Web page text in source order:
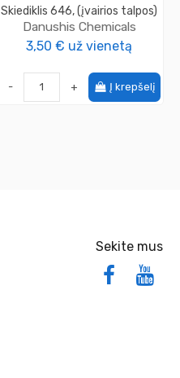
Skiediklis 646, (įvairios talpos)
Danushis Chemicals
3,50 € už vienetą
- + Į krepšelį
Sekite mus